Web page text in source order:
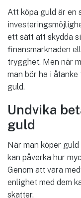
Att köpa guld är en
ett sätt att skydda
finansmarknaden
trygghet. Men när
man bör ha i
guld.
Undvika
guld
När man köper
kan påverka hur
Genom att vara
enlighet med dem
skatter.